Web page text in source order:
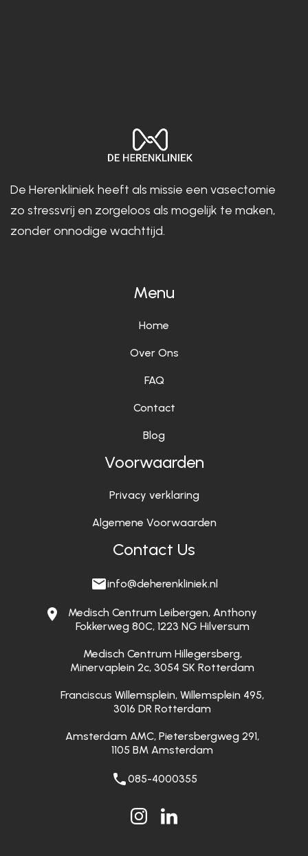
De Herenkliniek heeft als missie een vasectomie
zo stressvrij en zorgeloos als mogelijk te maken,
zonder onnodige wachttijd.
Menu
Home
Over Ons
FAQ
Contact
Blog
Voorwaarden
Privacy verklaring
Algemene Voorwaarden
Contact Us
info@deherenkliniek.nl
Medisch Centrum Leibergen, Anthony
Fokkerweg 80C, 1223 NG Hilversum
Medisch Centrum Hillegersberg,
Minervaplein 2c, 3054 SK Rotterdam
Franciscus Willemsplein, Willemsplein 495,
3016 DR Rotterdam
Amsterdam AMC, Pietersbergweg 291,
1105 BM Amsterdam
085-4000355